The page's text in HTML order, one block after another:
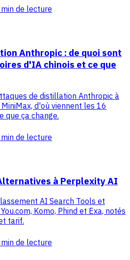
min de lecture
Anthropic : de quoi sont
d'IA chinois et ce que
de distillation Anthropic à
d'où viennent les 16
que ça change.
min de lecture
à Perplexity AI
AI Search Tools et
Komo, Phind et Exa, notés
tarif.
min de lecture